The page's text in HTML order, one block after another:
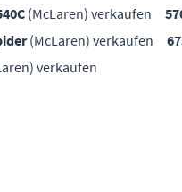
(McLaren) verkaufen
(McLaren) verkaufen
verkaufen